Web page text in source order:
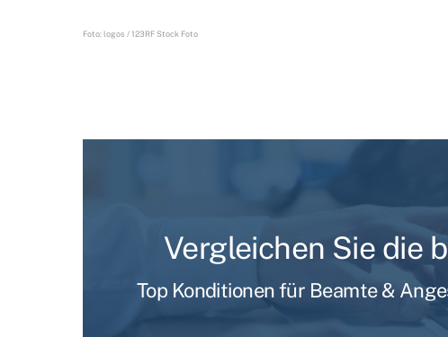
Foto: logos / 123RF Stock Foto
Vergleichen Sie die
Top Konditionen für Beamte &